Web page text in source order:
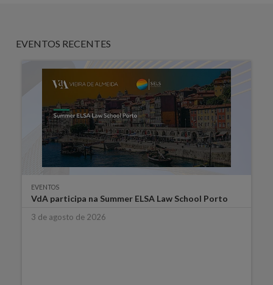
EVENTOS RECENTES
EVENTOS
VdA participa na Summer ELSA Law School Porto
3 de agosto de 2026